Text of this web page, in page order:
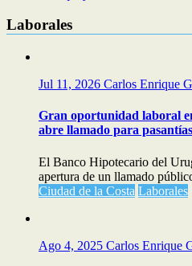
Laborales
Jul 11, 2026 Carlos Enrique
Gran oportunidad laboral
abre llamado para
El Banco Hipotecario del
apertura de un llamado
Ciudad de la Costa Laborales
Ago 4, 2025 Carlos Enrique